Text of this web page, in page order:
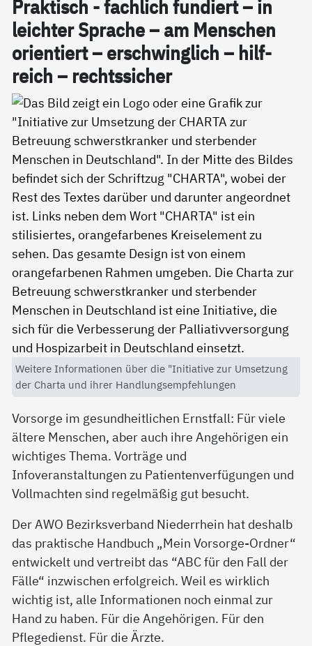
Prak­tisch - fach­lich fun­diert – in
leich­ter Spra­che – am Men­schen
ori­en­tiert – er­schwing­lich – hil­f­
reich – rechts­si­cher
Weitere Informationen über die "Initiative zur Umsetzung
der Charta und ihrer Handlungsempfehlungen
Vorsorge im gesundheitlichen Ernstfall: Für viele
ältere Menschen, aber auch ihre Angehörigen ein
wichtiges Thema. Vorträge und
Infoveranstaltungen zu Patientenverfügungen und
Vollmachten sind regelmäßig gut besucht.
Der AWO Bezirksverband Niederrhein hat deshalb
das praktische Handbuch „Mein Vorsorge-Ordner“
entwickelt und vertreibt das “ABC für den Fall der
Fälle“ inzwischen erfolgreich. Weil es wirklich
wichtig ist, alle Informationen noch einmal zur
Hand zu haben. Für die Angehörigen. Für den
Pflegedienst. Für die Ärzte.